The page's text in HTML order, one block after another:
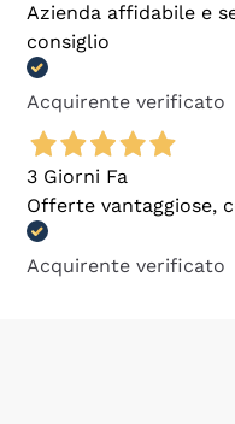
Azienda affidabile e
consiglio
Acquirente verificato
3 Giorni Fa
Offerte vantaggiose,
Acquirente verificato